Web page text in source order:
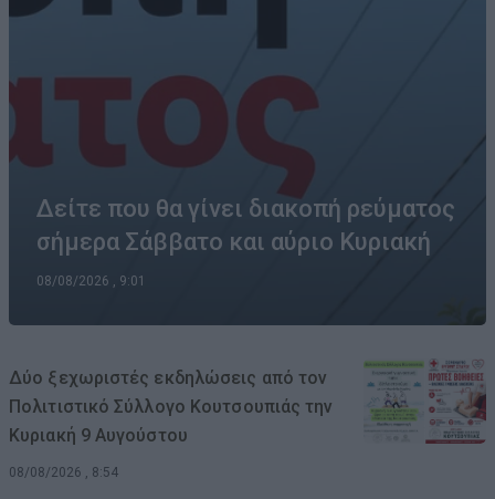
Δείτε που θα γίνει διακοπή ρεύματος
σήμερα Σάββατο και αύριο Κυριακή
08/08/2026 , 9:01
Δύο ξεχωριστές εκδηλώσεις από τον
Πολιτιστικό Σύλλογο Κουτσουπιάς την
Κυριακή 9 Αυγούστου
08/08/2026 , 8:54